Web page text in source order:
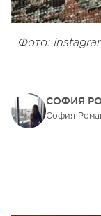
Фото:
СОФИЯ
София